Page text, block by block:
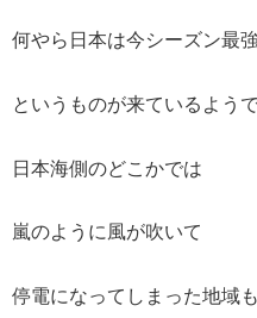
何やら日本は今シーズン最
というものが来ているよう
日本海側のどこかでは
嵐のように風が吹いて
停電になってしまった地域